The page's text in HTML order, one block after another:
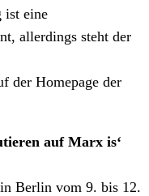
ist eine
allerdings steht der
der Homepage der
auf Marx is‘
in Berlin vom 9. bis 12.